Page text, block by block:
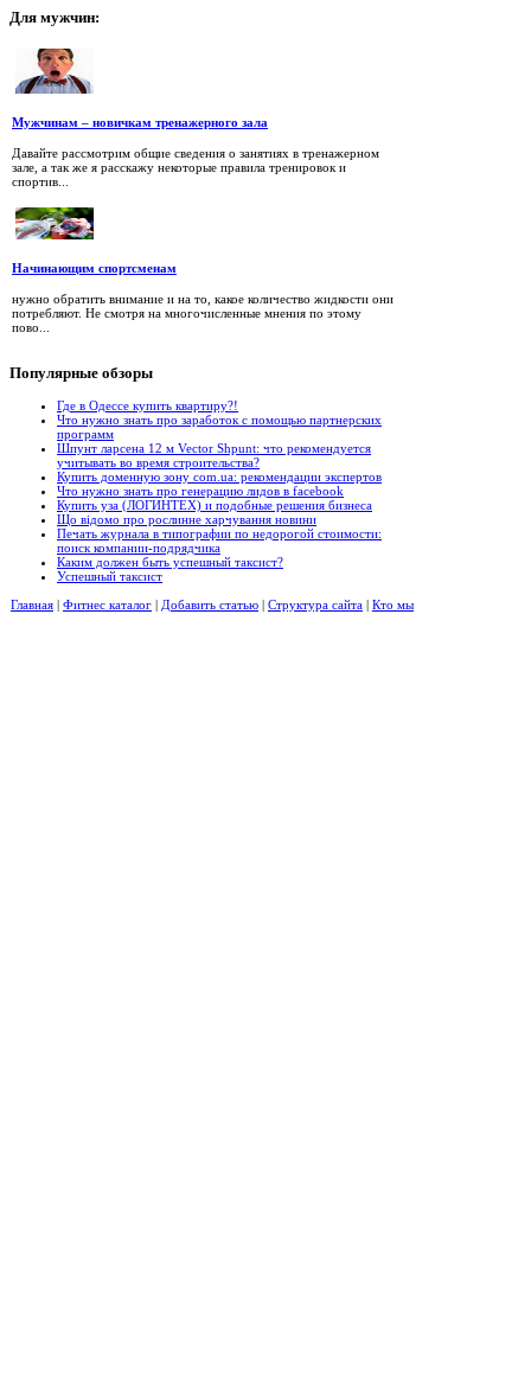
Для мужчин:
Мужчинам – новичкам тренажерного зала
Давайте рассмотрим общие сведения о занятиях в тренажерном
зале, а так же я расскажу некоторые правила тренировок и
спортив...
Начинающим спортсменам
нужно обратить внимание и на то, какое количество жидкости они
потребляют. Не смотря на многочисленные мнения по этому
пово...
Популярные обзоры
Где в Одессе купить квартиру?!
Что нужно знать про заработок с помощью партнерских
программ
Шпунт ларсена 12 м Vector Shpunt: что рекомендуется
учитывать во время строительства?
Купить доменную зону com.ua: рекомендации экспертов
Что нужно знать про генерацию лидов в facebook
Купить уза (ЛОГИНТЕХ) и подобные решения бизнеса
Що відомо про рослинне харчування новини
Печать журнала в типографии по недорогой стоимости:
поиск компании-подрядчика
Каким должен быть успешный таксист?
Успешный таксист
Главная | Фитнес каталог | Добавить статью | Структура сайта | Кто мы